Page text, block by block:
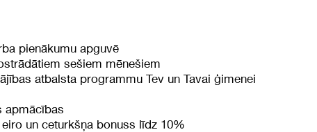
pienākumu apguvē
sešiem mēnešiem
atbalsta programmu Tev un Tavai ģimenei
apmācības
un ceturkšņa bonuss līdz 10%